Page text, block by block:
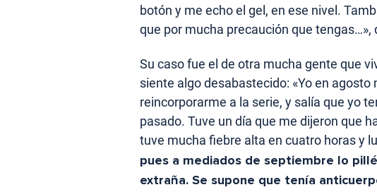
botón y me echo el gel, en ese nivel.
que por mucha precaución que tengas…»,
Su caso fue el de otra mucha gente que
siente algo desabastecido: «Yo en agosto
reincorporarme a la serie, y salía que yo
pasado. Tuve un día que me dijeron que
tuve mucha fiebre alta en cuatro horas y
pues a mediados de septiembre lo
extraña. Se supone que tenía